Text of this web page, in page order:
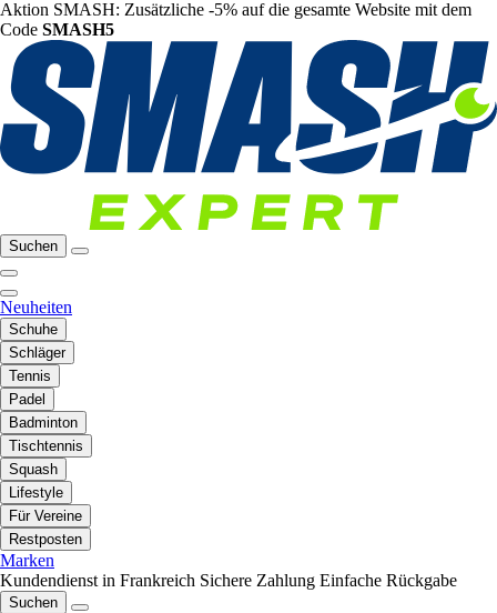
Aktion SMASH: Zusätzliche -5% auf die gesamte Website mit dem
Code SMASH5
Suchen
Neuheiten
Schuhe
Schläger
Tennis
Padel
Badminton
Tischtennis
Squash
Lifestyle
Für Vereine
Restposten
Marken
Kundendienst in Frankreich Sichere Zahlung Einfache Rückgabe
Suchen